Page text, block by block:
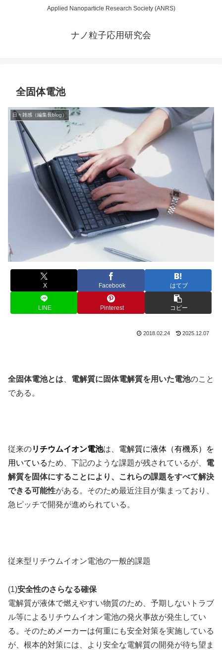
Applied Nanoparticle Research Society (ANRS)
ナノ粒子応用研究会
全固体電池
日々雑感（編集長blog）
X Facebook はてブ
LINE Pinterest コピー
2018.02.24 2025.12.07
全固体電池とは 電解質に固体電解質を用いた電池のこと
である。
従来のリチウムイオン電池は、 電解質に液体（有機系）を
用いているため、下記のような課題が残されているが、 電
解質を固体にすることにより、これらの課題をすべて解決
できる可能性がある。そのため最近注目が集まっており、
急ピッチで開発が進められている。
従来型リチウムイオン電池の一般的課題
(1)安全性のさらなる確保
電解質が液体で燃えやすい物質のため、予期しないトラブ
ル等によるリチウムイオン電池の発火事故が発生してい
る。そのためメーカーは何重にも安全対策を実施している
が、根本的対策には、より安全な電解質の開発が待ち望ま